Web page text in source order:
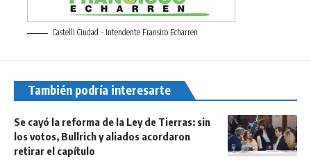
Castelli Ciudad - Intendente Fransico Echarren
También podría interesarte
Se cayó la reforma de la Ley de Tierras: sin
los votos, Bullrich y aliados acordaron
retirar el capítulo